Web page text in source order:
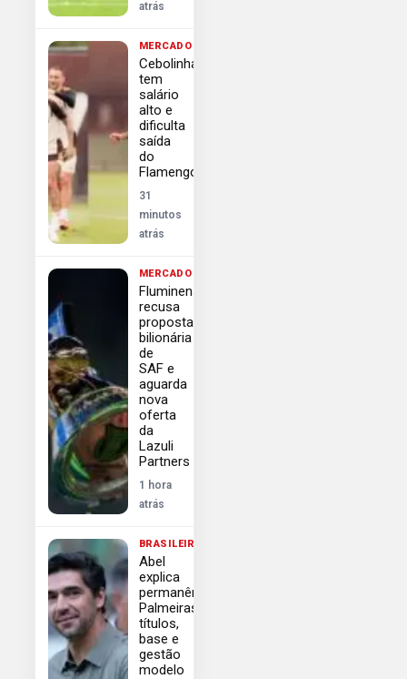
atrás
MERCADO
Cebolinha
tem
salário
alto e
dificulta
saída
do
Flamengo
31
minutos
atrás
MERCADO
Fluminense
recusa
proposta
bilionária
de
SAF e
aguarda
nova
oferta
da
Lazuli
Partners
1 hora
atrás
BRASILEIRÃO
Abel
explica
permanência
Palmeiras:
títulos,
base e
gestão
modelo